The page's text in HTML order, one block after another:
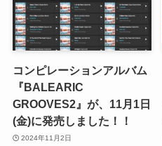
コンピレーションアルバム
『BALEARIC
GROOVES2』が、11月1日
(金)に発売しました！！
2024年11月2日